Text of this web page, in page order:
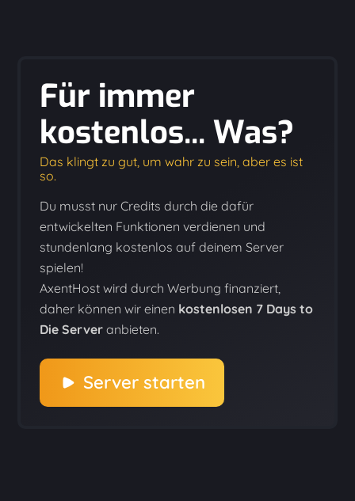
Für immer
kostenlos... Was?
Das klingt zu gut, um wahr zu sein, aber es ist
so.
Du musst nur Credits durch die dafür
entwickelten Funktionen verdienen und
stundenlang kostenlos auf deinem Server
spielen!
AxentHost wird durch Werbung finanziert,
daher können wir einen kostenlosen 7 Days to
Die Server anbieten.
Server starten